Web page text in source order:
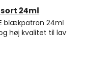
sort 24ml
blækpatron 24ml
høj kvalitet til lav